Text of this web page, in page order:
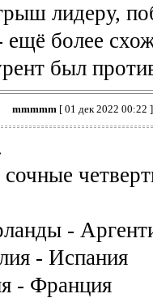
лидеру,
ещё более
был
mmmmm[ 01 дек 2022 00:22 ]
-
- Испания
- Франция